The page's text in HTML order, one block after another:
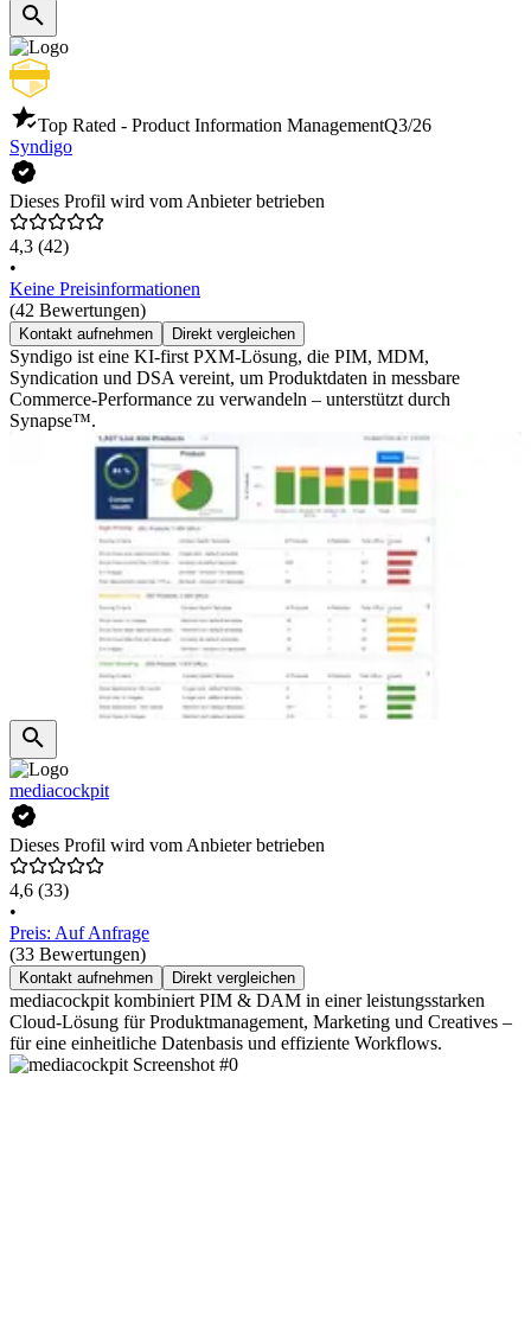
Top Rated - Product Information ManagementQ3/26
Syndigo
Dieses Profil wird vom Anbieter betrieben
4,3 (42)
•
Keine Preisinformationen
(42 Bewertungen)
Kontakt aufnehmen Direkt vergleichen
Syndigo ist eine KI-first PXM-Lösung, die PIM, MDM,
Syndication und DSA vereint, um Produktdaten in messbare
Commerce-Performance zu verwandeln – unterstützt durch
Synapse™.
mediacockpit
Dieses Profil wird vom Anbieter betrieben
4,6 (33)
•
Preis: Auf Anfrage
(33 Bewertungen)
Kontakt aufnehmen Direkt vergleichen
mediacockpit kombiniert PIM & DAM in einer leistungsstarken
Cloud-Lösung für Produktmanagement, Marketing und Creatives –
für eine einheitliche Datenbasis und effiziente Workflows.